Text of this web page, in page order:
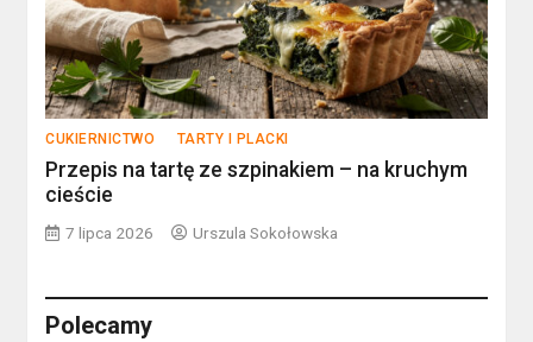
CUKIERNICTWO TARTY I PLACKI
Przepis na tartę ze szpinakiem – na kruchym
cieście
7 lipca 2026 Urszula Sokołowska
Polecamy